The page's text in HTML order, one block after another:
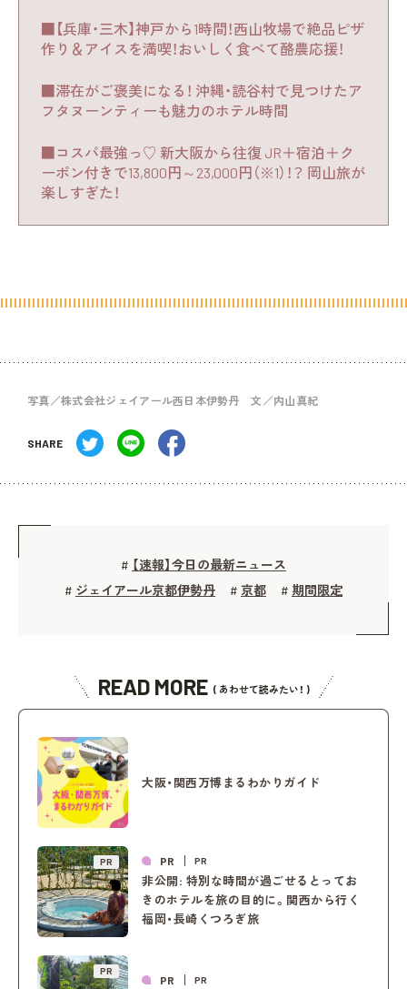
■【兵庫・三木】神戸から1時間！西山牧場で絶品ピザ
作り＆アイスを満喫！おいしく食べて酪農応援！
■滞在がご褒美になる！ 沖縄・読谷村で見つけたア
フタヌーンティーも魅力のホテル時間
■コスパ最強っ♡ 新大阪から往復 JR＋宿泊＋ク
ーポン付きで13,800円～23,000円（※1）！？ 岡山旅が
楽しすぎた！
写真／株式会社ジェイアール西日本伊勢丹 文／内山真紀
SHARE
# 【速報】今日の最新ニュース
# ジェイアール京都伊勢丹 # 京都 # 期間限定
READ MORE ( あわせて読みたい！ )
大阪・関西万博まるわかりガイド
PR PR PR
非公開: 特別な時間が過ごせるとってお
きのホテルを旅の目的に。関西から行く
福岡・長崎くつろぎ旅
PR
PR PR